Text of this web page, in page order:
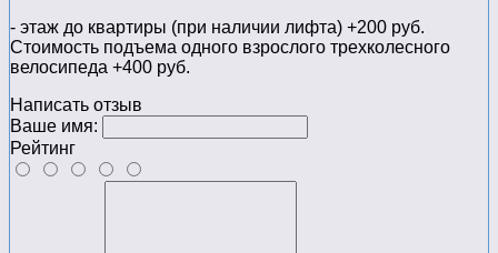
- этаж до квартиры (при наличии лифта) +200 руб.
Стоимость подъема одного взрослого трехколесного
велосипеда +400 руб.
Написать отзыв
Ваше имя:
Рейтинг